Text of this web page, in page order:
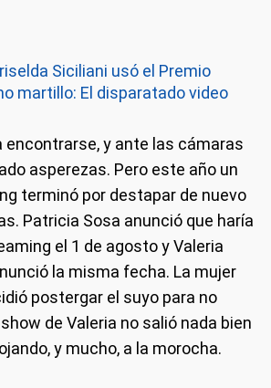
Siciliani usó el Premio
martillo: El disparatado video
encontrarse, y ante las cámaras
asperezas. Pero este año un
terminó por destapar de nuevo
Patricia Sosa anunció que haría
el 1 de agosto y Valeria
la misma fecha. La mujer
postergar el suyo para no
de Valeria no salió nada bien
y mucho, a la morocha.